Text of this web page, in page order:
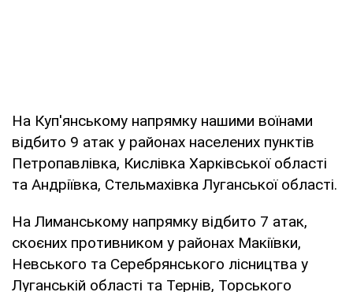
На Куп'янському напрямку нашими воїнами
відбито 9 атак у районах населених пунктів
Петропавлівка, Кислівка Харківської області
та Андріївка, Стельмахівка Луганської області.
На Лиманському напрямку відбито 7 атак,
скоєних противником у районах Макіївки,
Невського та Серебрянського лісництва у
Луганській області та Тернів, Торського